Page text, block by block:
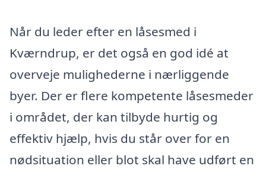
Når du leder efter en låsesmed i
Kværndrup, er det også en god idé at
overveje mulighederne i nærliggende
byer. Der er flere kompetente låsesmeder
i området, der kan tilbyde hurtig og
effektiv hjælp, hvis du står over for en
nødsituation eller blot skal have udført en